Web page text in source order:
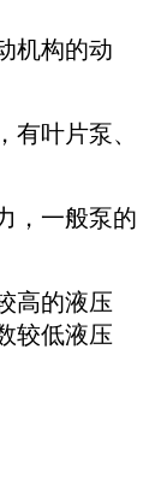
机构的动
叶片泵、
，一般泵的
高的液压
较低液压